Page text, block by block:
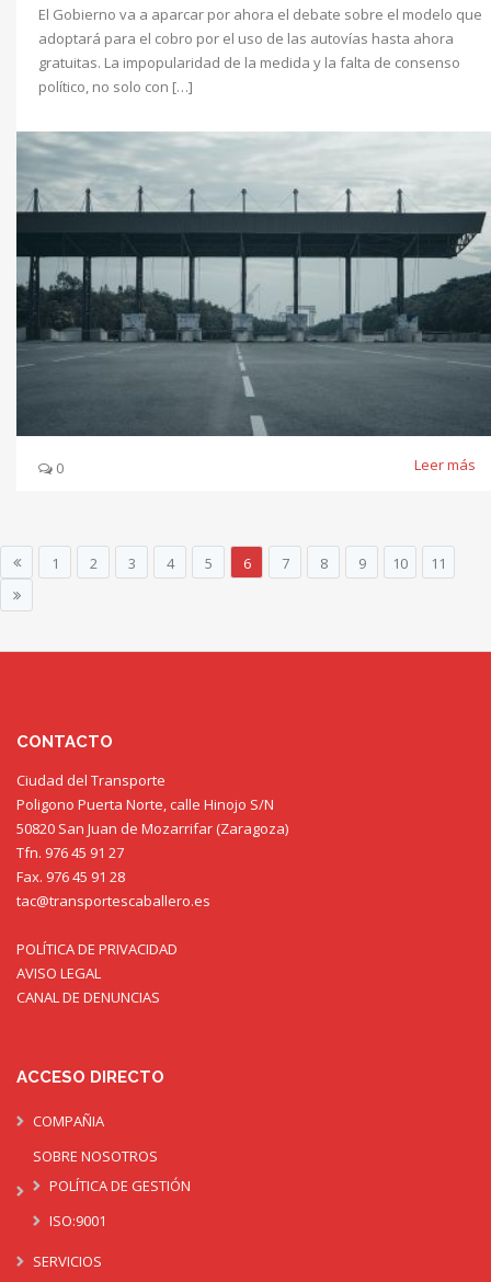
El Gobierno va a aparcar por ahora el debate sobre el modelo que
adoptará para el cobro por el uso de las autovías hasta ahora
gratuitas. La impopularidad de la medida y la falta de consenso
político, no solo con […]
0 Leer más
1 2 3 4 5 6 7 8 9 10 11
CONTACTO
Ciudad del Transporte
Poligono Puerta Norte, calle Hinojo S/N
50820 San Juan de Mozarrifar (Zaragoza)
Tfn. 976 45 91 27
Fax. 976 45 91 28
tac@transportescaballero.es
POLÍTICA DE PRIVACIDAD
AVISO LEGAL
CANAL DE DENUNCIAS
ACCESO DIRECTO
COMPAÑIA
SOBRE NOSOTROS
POLÍTICA DE GESTIÓN
ISO:9001
SERVICIOS